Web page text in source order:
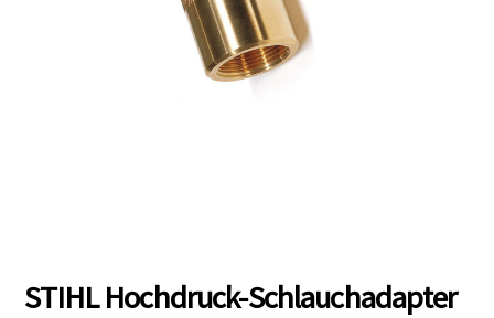
STIHL Hochdruck-Schlauchadapter